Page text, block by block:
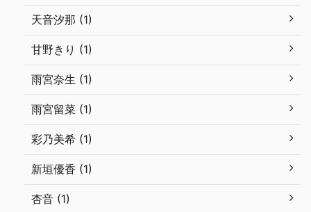
天音汐那 (1)
甘野きり (1)
雨宮奈生 (1)
雨宮留菜 (1)
彩乃美希 (1)
新垣優香 (1)
杏音 (1)